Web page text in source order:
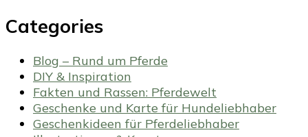
Categories
Blog – Rund um Pferde
DIY & Inspiration
Fakten und Rassen: Pferdewelt
Geschenke und Karte für Hundeliebhaber
Geschenkideen für Pferdeliebhaber